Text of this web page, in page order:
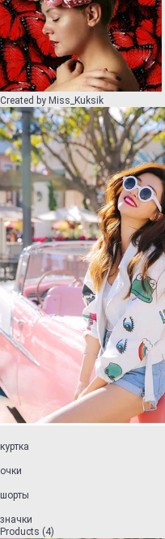
Created by Miss_Kuksik
куртка
очки
шорты
значки
Products (4)